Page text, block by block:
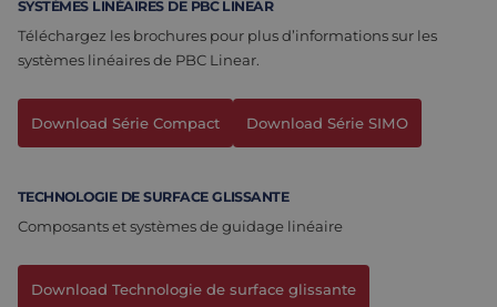
Assemblage et personnalisation
Fabrication
Travailler chez Eltrex
SYSTÈMES LINÉAIRES DE PBC LINEAR
Téléchargez les brochures pour plus d’informations sur les
systèmes linéaires de PBC Linear.
Download Série Compact Download Série SIMO
TECHNOLOGIE DE SURFACE GLISSANTE
Composants et systèmes de guidage linéaire
Download Technologie de surface glissante